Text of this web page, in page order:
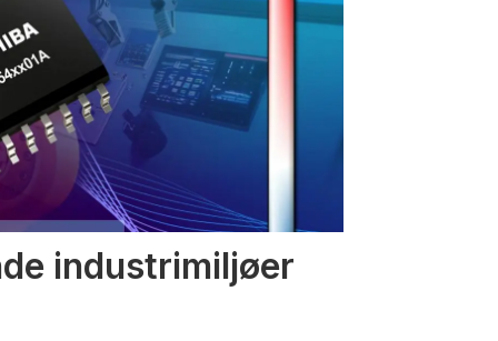
industrimiljøer